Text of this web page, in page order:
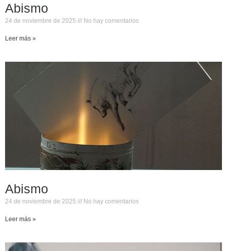
Abismo
24 de noviembre de 2025 No hay comentarios
Leer más »
Abismo
24 de noviembre de 2025 No hay comentarios
Leer más »